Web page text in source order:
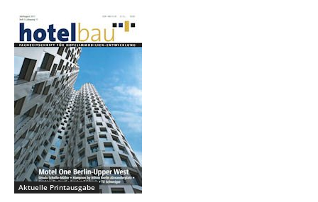
Aktuelle Printausgabe